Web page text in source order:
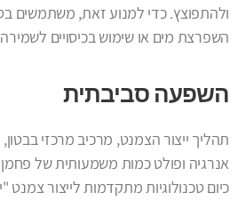
ולהתפוצץ. כדי למנוע זאת, משתמשים
השפרצת מים או שימוש בכיסויים
השפעה סביבתית
תהליך ייצור הצמנט, מרכיב מרכזי
אנרגיה ופולט כמות משמעותית של
כיום טכנולוגיות מתקדמות לייצור צמנט